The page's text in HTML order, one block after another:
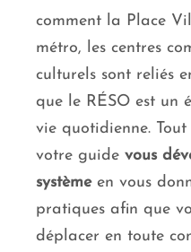
comment la Place
métro, les centres
culturels sont reliés
que le RÉSO est un
vie quotidienne.
votre guide vous
systèmeen vous
pratiques afin que
déplacer en toute